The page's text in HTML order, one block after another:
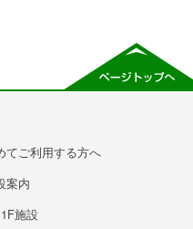
てご利用する方へ
案内
1F施設